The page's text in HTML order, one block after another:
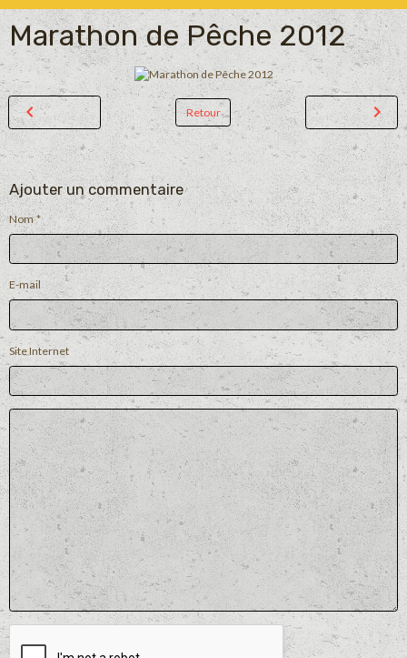
Marathon de Pêche 2012
Retour
Ajouter un commentaire
Nom
E-mail
Site Internet